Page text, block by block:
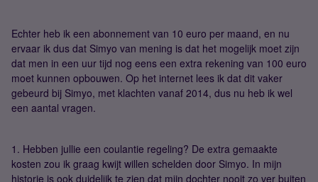
Echter heb ik een abonnement van 10 euro per maand, en nu
ervaar ik dus dat Simyo van mening is dat het mogelijk moet zijn
dat men in een uur tijd nog eens een extra rekening van 100 euro
moet kunnen opbouwen. Op het internet lees ik dat dit vaker
gebeurd bij Simyo, met klachten vanaf 2014, dus nu heb ik wel
een aantal vragen.
1. Hebben jullie een coulantie regeling? De extra gemaakte
kosten zou ik graag kwijt willen schelden door Simyo. In mijn
historie is ook duidelijk te zien dat mijn dochter nooit zo ver buiten